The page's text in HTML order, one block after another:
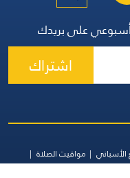
على بريدك
اشتراك
الأسباني
مواقيت الصلاة